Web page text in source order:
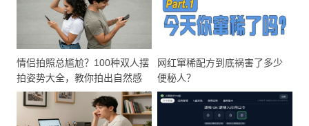
情侣拍照总尴尬？100种双人摆
拍姿势大全，教你拍出自然感
网红窜稀配方到底祸害了多少
便秘人？